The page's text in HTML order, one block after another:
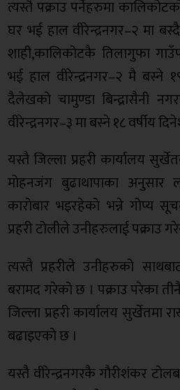
त्यस्तै पक्राउ पर्नेहरुमा
घर भई हाल वीरेन्द्रनगर–२ मा
शाही,कालिकोटकै तिलागुफा
भई हाल वीरेन्द्रनगर–२ मै बस्ने
दैलेखको चामुण्डा बिन्द्रासैनी
वीरेन्द्रनगर–३ मा बस्ने १८ वर्षीय
यस्तै जिल्ला प्रहरी कार्यालय
मोहनजंग बुढाथापाका अनुसार
कारोबार भइरहेको भन्ने गोप्य
प्रहरी टोलीले उनीहरुलाई पक्राउ
त्यस्तै प्रहरीले उनीहरुको
बरामद गरेको छ । पक्राउ परेका
जिल्ला प्रहरी कार्यालय सुर्खेतमा
बढाइएको छ ।
यस्तै वीरेन्द्रनगरकै गौरीशंकर